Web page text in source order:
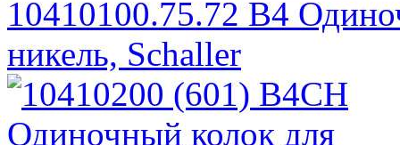
10410100.75.72 B4
никель, Schaller